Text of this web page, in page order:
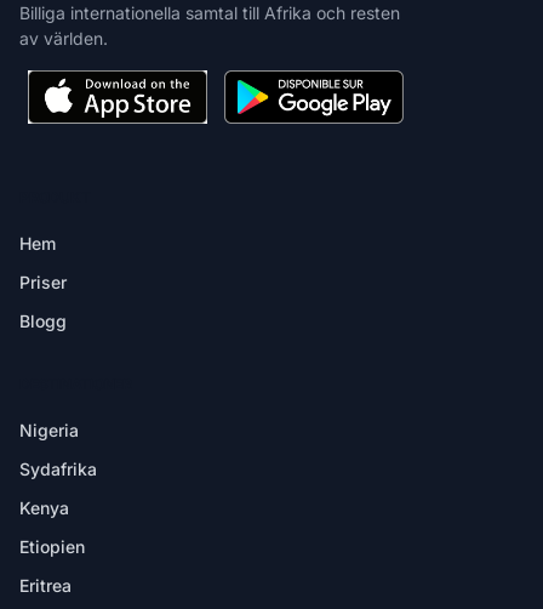
Billiga internationella samtal till Afrika och resten
av världen.
Hem
Priser
Blogg
Nigeria
Sydafrika
Kenya
Etiopien
Eritrea